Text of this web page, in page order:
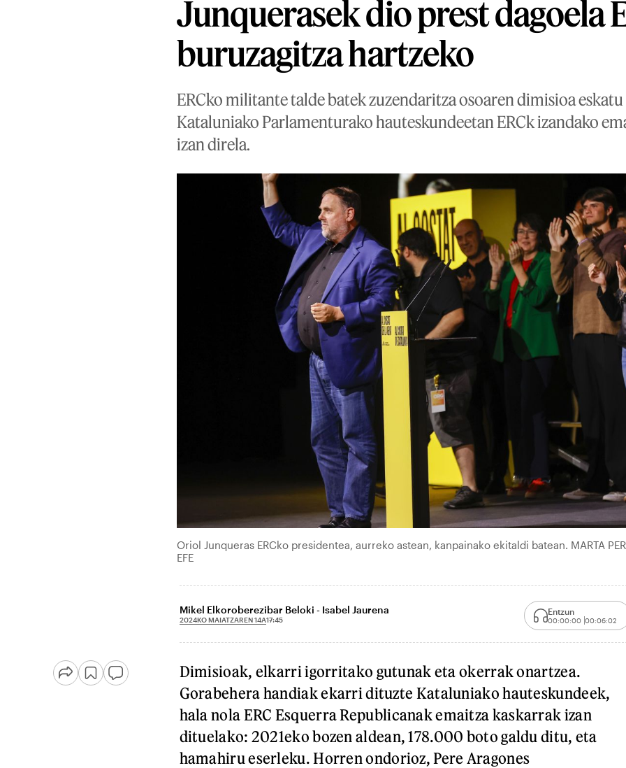
Junquerasek dio prest dagoela
buruzagitza hartzeko
ERCko militante talde batek zuzendaritza osoaren dimisioa
Kataluniako Parlamenturako hauteskundeetan ERCk izandako
izan direla.
Oriol Junqueras ERCko presidentea, aurreko astean, kanpainako ekitaldi batean. MARTA
EFE
Mikel Elkoroberezibar Beloki - Isabel Jaurena
2024KO MAIATZAREN 14A17:45
Entzun
00:00:00 00:06:02
Dimisioak, elkarri igorritako gutunak eta okerrak onartzea.
Gorabehera handiak ekarri dituzte Kataluniako hauteskundeek,
hala nola ERC Esquerra Republicanak emaitza kaskarrak izan
dituelako: 2021eko bozen aldean, 178.000 boto galdu ditu, eta
hamahiru eserleku. Horren ondorioz, Pere Aragones